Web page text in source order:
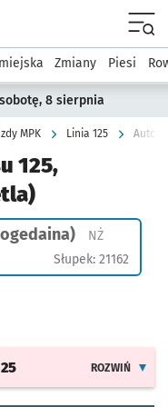
Komunikacja
Zmiany Piesi
8 sierpnia
MPK Linia 125
125,
NŻ
Słupek: 21162
ROZWIŃ